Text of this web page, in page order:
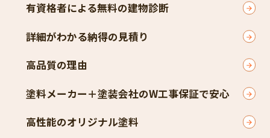
有資格者による無料の建物診断
詳細がわかる納得の見積り
高品質の理由
塗料メーカー＋塗装会社のW工事保証で安心
高性能のオリジナル塗料